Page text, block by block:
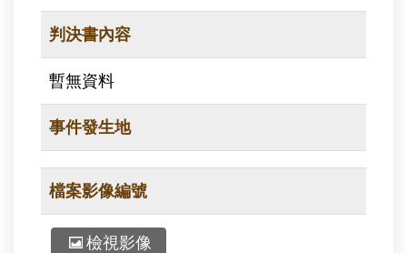
判決書內容
暫無資料
事件發生地
檔案影像編號
檢視影像